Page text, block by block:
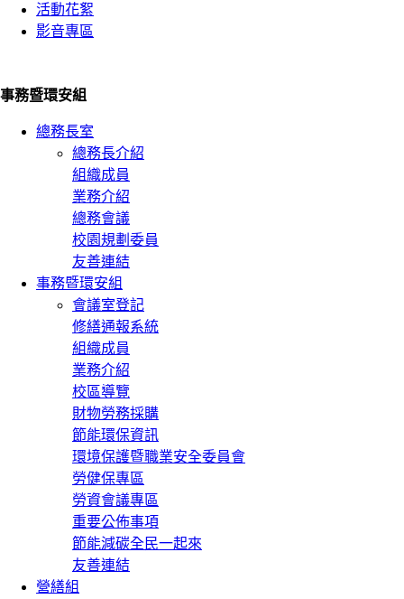
活動花絮
影音專區
事務暨環安組
總務長室
總務長介紹
組織成員
業務介紹
總務會議
校園規劃委員
友善連結
事務暨環安組
會議室登記
修繕通報系統
組織成員
業務介紹
校區導覽
財物勞務採購
節能環保資訊
環境保護暨職業安全委員會
勞健保專區
勞資會議專區
重要公佈事項
節能減碳全民一起來
友善連結
營繕組